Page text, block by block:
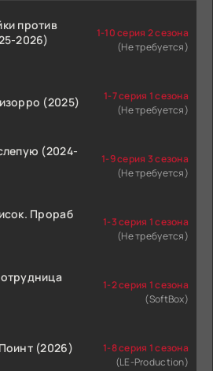
против
2026)
1-10 серия 2 сезона
(Не требуется)
(2025)
1-7 серия 1 сезона
(Не требуется)
(2024-
1-9 серия 3 сезона
(Не требуется)
Прораб
1-3 серия 1 сезона
(Не требуется)
1-2 серия 1 сезона
(SoftBox)
(2026)
1-8 серия 1 сезона
(LE-Production)